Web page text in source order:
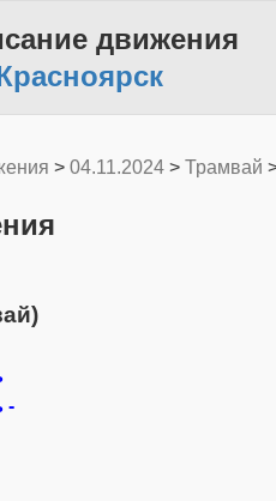
движения
> 04.11.2024 > Трамвай
-